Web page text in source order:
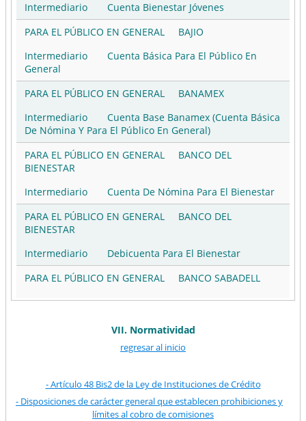
Nomina
DE NÓMINA
BANORTE
Intermediario
Suma Nómina (Cuenta Básica De
Nómina)
DE NÓMINA
BANREGIO
Intermediario
Cuenta Básica Banregio (Producto
Básico General)
DE NÓMINA
BANREGIO
DE NÓMINA
BANSI
Intermediario
DE NÓMINA
BBVA BANCOMER
Intermediario
Tarjeta Nomina BBVA Producto Basico
Cuenta Basica Nómina Compartamos
Intermediario
Cuenta Nómina Básica
HSBC
Intermediario
Cuenta Bienestar Jóvenes
PARA EL PÚBLICO EN GENERAL
BAJIO
Intermediario
Cuenta Básica Para El Público En
General
PARA EL PÚBLICO EN GENERAL
BANAMEX
Intermediario
Cuenta Base Banamex (Cuenta Básica
De Nómina Y Para El Público En General)
PARA EL PÚBLICO EN GENERAL
BANCO DEL
BIENESTAR
Intermediario
Cuenta De Nómina Para El Bienestar
PARA EL PÚBLICO EN GENERAL
BANCO DEL
BIENESTAR
Intermediario
Debicuenta Para El Bienestar
PARA EL PÚBLICO EN GENERAL
BANCO SABADELL
Intermediario
Cuenta Basica Banco Sabadell
PARA EL PÚBLICO EN GENERAL
BANJERCITO
Banje-Nómina Banjercito Básica
Intermediario
Cuenta Básica Para El Público En
VII. Normatividad
regresar al inicio
- Artículo 48 Bis2 de la Ley de Instituciones de Crédito
- Disposiciones de carácter general que establecen prohibiciones y
límites al cobro de comisiones